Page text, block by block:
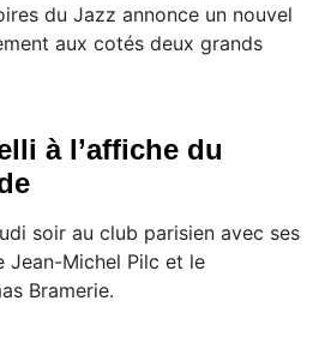
du Jazz annonce un nouvel
aux cotés deux grands
à l’affiche du
soir au club parisien avec ses
Jean-Michel Pilc et le
Bramerie.